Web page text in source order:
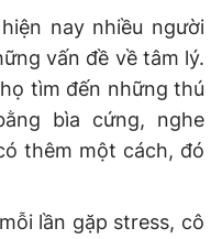
hiện nay nhiều người
vấn đề về tâm lý.
tìm đến những thú
bìa cứng, nghe
thêm một cách, đó
lần gặp stress, cô